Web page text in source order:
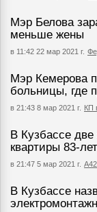
Мэр Белова
меньше жены
в 11:42 22 мар 2021 г.
Мэр Кемерова
больницы, где
в 21:43 8 мар 2021 г. КП
В Кузбассе
квартиры 83-
в 21:47 5 мар 2021 г.
В Кузбассе